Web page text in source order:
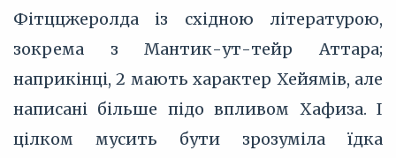
Фітццжеролда із східною літературою,
зокрема з Мантик-ут-тейр Аттара;
наприкінці, 2 мають характер Хейямів, але
написані більше підо впливом Хафиза. І
цілком мусить бути зрозуміла їдка